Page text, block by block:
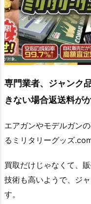
専門業者、ジャンク
きない場合返送料が
エアガンやモデルガン
るミリタリーグッズ
買取だけじゃなくて、
技術も高いようで、ジ
す。